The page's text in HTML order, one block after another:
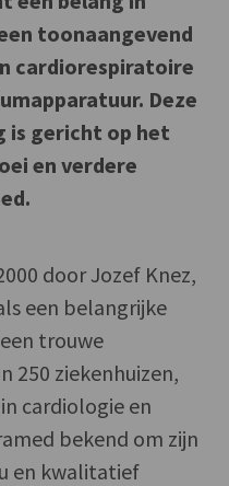
toonaangevend
cardiorespiratoire
Deze
is gericht op het
en verdere
door Jozef Knez,
een belangrijke
trouwe
250 ziekenhuizen,
cardiologie en
bekend om zijn
en kwalitatief